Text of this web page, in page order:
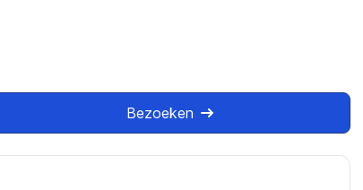
Bezoeken